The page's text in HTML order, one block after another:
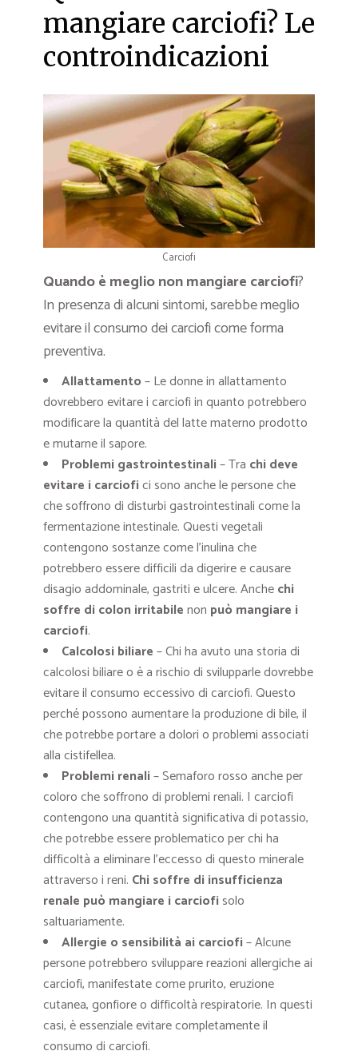
mangiare carciofi? Le
controindicazioni
Carciofi
Quando è meglio non mangiare carciofi?
In presenza di alcuni sintomi, sarebbe meglio
evitare il consumo dei carciofi come forma
preventiva.
Allattamento– Le donne in allattamento
dovrebbero evitare i carciofi in quanto potrebbero
modificare la quantità del latte materno prodotto
e mutarne il sapore.
Problemi gastrointestinali– Tra chi deve
evitare i carciofici sono anche le persone che
che soffrono di disturbi gastrointestinali come la
fermentazione intestinale. Questi vegetali
contengono sostanze come l’inulina che
potrebbero essere difficili da digerire e causare
disagio addominale, gastriti e ulcere. Anchechi
soffre di colon irritabilenon può mangiare i
carciofi.
Calcolosi biliare– Chi ha avuto una storia di
calcolosi biliare o è a rischio di svilupparle dovrebbe
evitare il consumo eccessivo di carciofi. Questo
perché possono aumentare la produzione di bile, il
che potrebbe portare a dolori o problemi associati
alla cistifellea.
Problemi renali– Semaforo rosso anche per
coloro che soffrono di problemi renali. I carciofi
contengono una quantità significativa di potassio,
che potrebbe essere problematico per chi ha
difficoltà a eliminare l’eccesso di questo minerale
attraverso i reni. Chi soffre di insufficienza
renale può mangiare i carciofi solo
saltuariamente.
Allergie o sensibilità ai carciofi– Alcune
persone potrebbero sviluppare reazioni allergiche ai
carciofi, manifestate come prurito, eruzione
cutanea, gonfiore o difficoltà respiratorie. In questi
casi, è essenziale evitare completamente il
consumo di carciofi.